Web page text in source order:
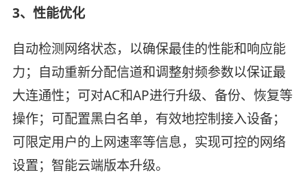
3、性能优化
自动检测网络状态，以确保最佳的性能和响应能
力；自动重新分配信道和调整射频参数以保证最
大连通性；可对AC和AP进行升级、备份、恢复等
操作；可配置黑白名单，有效地控制接入设备；
可限定用户的上网速率等信息，实现可控的网络
设置；智能云端版本升级。